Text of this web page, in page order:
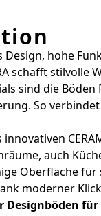
Design, hohe
schafft
sind die
So
auch
Oberfläche
moderner
Designböden